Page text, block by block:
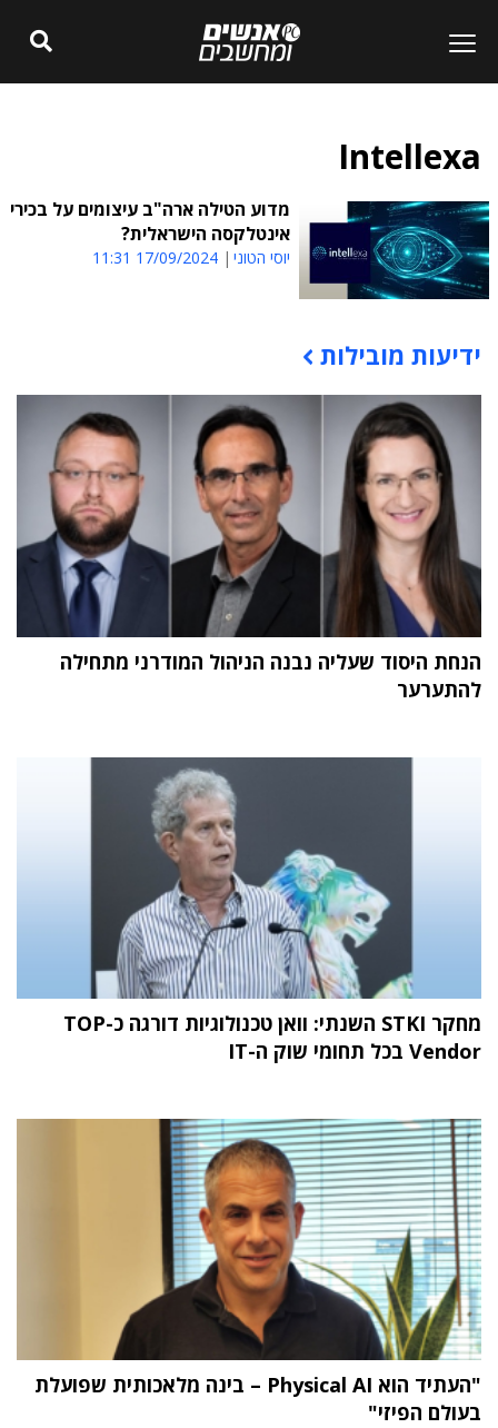
Intellexa
מדוע הטילה ארה"ב עיצומים על בכירי
אינטלקסה הישראלית?
יוסי הטוני 17/09/2024 11:31
תוכן פרסומי
ידיעות מובילות
הנחת היסוד שעליה נבנה הניהול המודרני מתחילה
להתערער
מחקר STKI השנתי: וואן טכנולוגיות דורגה כ-TOP
Vendor בכל תחומי שוק ה-IT
"העתיד הוא Physical AI – בינה מלאכותית שפועלת
בעולם הפיזי"